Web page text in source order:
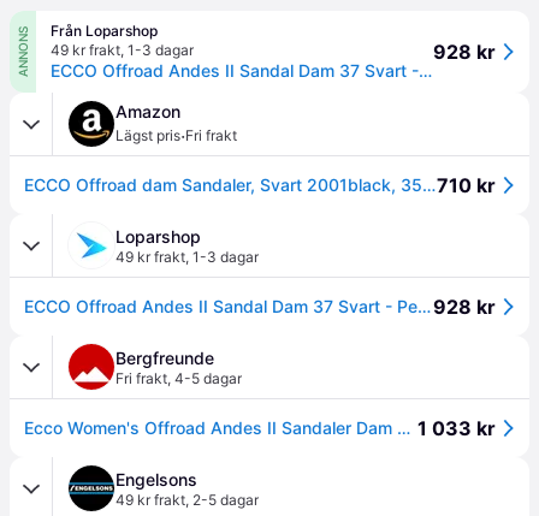
ANNONS
Från Loparshop
49 kr frakt, 1-3 dagar
ECCO Offroad Andes II Sandal Dam 37 Svart - Perfekt för Vandring och Utomhusaktiviteter
928 kr
Amazon
Lägst pris·Fri frakt
ECCO Offroad dam Sandaler, Svart 2001black, 35 EU710 kr
Loparshop
49 kr frakt, 1-3 dagar
ECCO Offroad Andes II Sandal Dam 37 Svart - Perfekt för Vandring och Utomhusaktiviteter928 kr
Bergfreunde
Fri frakt, 4-5 dagar
Ecco Women's Offroad Andes II Sandaler Dam Storlek 42 Färg svart 1 033 kr
Engelsons
49 kr frakt, 2-5 dagar